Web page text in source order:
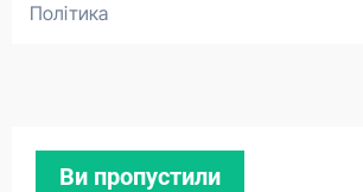
Політика
Ви пропустили